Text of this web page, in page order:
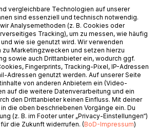
von Alexander, der als Kinderspiel
Brotberuf entwickeln sollte. Seine
in den Weiler Wolfesruh, lebte nah
ihres Sohnes und teilte ein Haus
mit dessen Bruder. Neben Forst- und
Heimarbeit den Unterhalt auf: Als
das Projekt, an vielen Flecken der
von Containern aus mit
mancherorts diskret.
vergleichbare Technologien auf unserer
sind essenziell und technisch notwendig.
Analysemethoden (z. B. Cookies oder
Tracking), um zu messen, wie häufig
wie sie genutzt wird. Wir verwenden
Marketingzwecken und setzen hierzu
sowie auch Drittanbieter ein, wodurch ggf.
Fingerprints, Tracking-Pixel, IP-Adressen
Adressen genutzt werden. Auf unserer Seite
von anderen Anbietern ein (Video-
auf die weitere Datenverarbeitung und ein
den Drittanbieter keinen Einfluss. Mit deiner
die oben beschriebenen Vorgänge ein. Du
(z. B. im Footer unter „Privacy-Einstellungen“)
die Zukunft widerrufen. (BoD-Impressum)